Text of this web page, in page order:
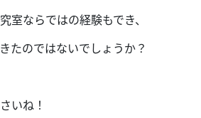
ならではの経験もでき、
たのではないでしょうか？
いね！